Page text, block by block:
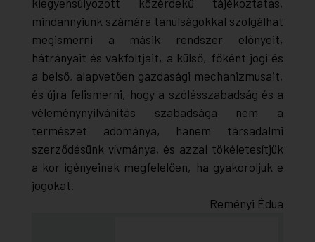
mindannyiunk számára tanulságokkal szolgálhat
megismerni a másik rendszer előnyeit,
hátrányait és vakfoltjait, a külső, főként jogi és
a belső, alapvetően gazdasági mechanizmusait,
és újra felismerni, hogy a szólásszabadság és a
véleménynyilvánítás szabadsága nem a
természet adománya, hanem társadalmi
szerződésünk vívmánya, és azzal tökéletesítjük
a kor igényeinek megfelelően, ha gyakoroljuk e
jogokat.
Reményi Édua